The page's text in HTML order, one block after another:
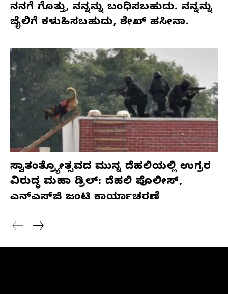
ನನಗೆ ಗೊತ್ತು, ನನ್ನನ್ನು ಬಂಧಿಸಬಹುದು. ನನ್ನನ್ನು
ಜೈಲಿಗೆ ಕಳುಹಿಸಬಹುದು, ಶೇಖ್ ಹಸೀನಾ.
ಸ್ವಾತಂತ್ರ್ಯೋತ್ಸವದ ಮುನ್ನ ದೆಹಲಿಯಲ್ಲಿ ಉಗ್ರರ
ವಿರುದ್ಧ ಮಹಾ ಡ್ರಿಲ್: ದೆಹಲಿ ಪೊಲೀಸ್,
ಎನ್‌ಎಸ್‌ಜಿ ಜಂಟಿ ಕಾರ್ಯಾಚರಣೆ